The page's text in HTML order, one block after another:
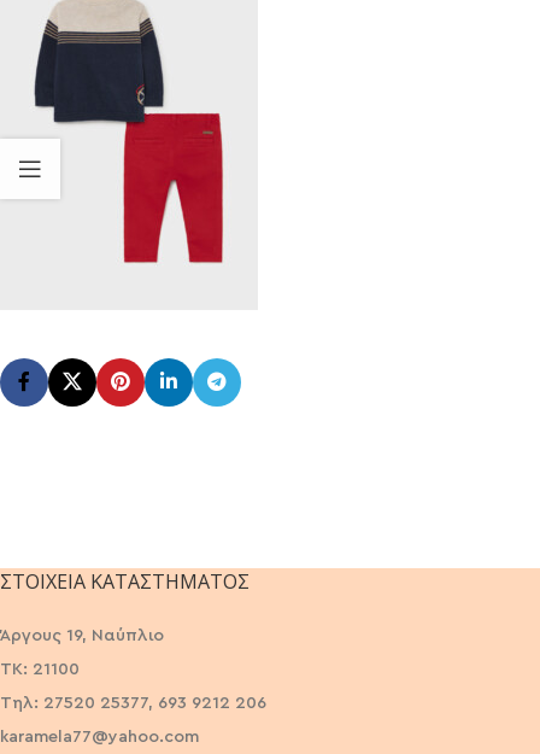
ΣΤΟΙΧΕΊΑ ΚΑΤΑΣΤΉΜΑΤΟΣ
Άργους 19, Ναύπλιο
ΤΚ: 21100
Τηλ: 27520 25377, 693 9212 206
karamela77@yahoo.com